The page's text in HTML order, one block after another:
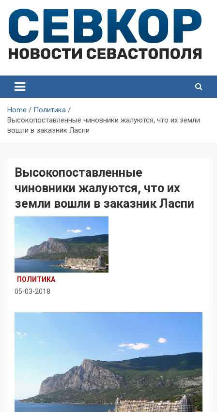
content
Севастополя
Севастополя
Home
Политика
Высокопоставленные чиновники жалуются, что их земли
вошли в заказник Ласпи
Высокопоставленные
чиновники жалуются, что их
земли вошли в заказник Ласпи
ПОЛИТИКА
05-03-2018